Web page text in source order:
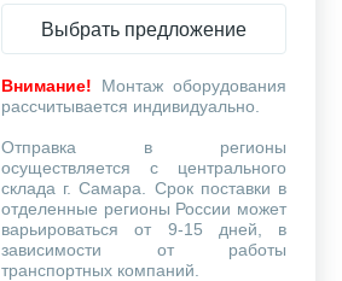
Выбрать предложение
Внимание! Монтаж оборудования
рассчитывается индивидуально.
Отправка в регионы
осуществляется с центрального
склада г. Самара. Срок поставки в
отделенные регионы России может
варьироваться от 9-15 дней, в
зависимости от работы
транспортных компаний.